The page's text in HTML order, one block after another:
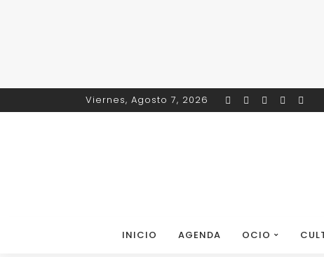
Viernes, Agosto 7, 2026
INICIO AGENDA OCIO